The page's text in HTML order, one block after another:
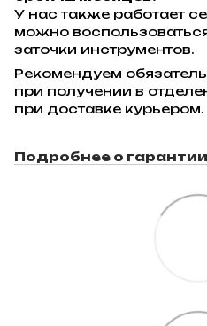
У нас также работает
можно
заточки инструментов.
Рекомендуем
при получении в
при доставке курьером.
Подробнее о гарантии